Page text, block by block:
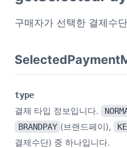
구매자가 선택한 결제수
type
결제 타입 정보입니다.
BRANDPAY (브랜드페이),
결제수단) 중 하나입니다.